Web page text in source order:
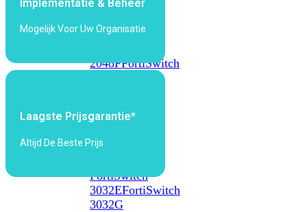
2000
Series
2048FFortiSwitch
FortiSwitch
Series
FortiSwitch
3032EFortiSwitch
3032G
Implementatie & Beheer
Mogelijk Voor Uw Organisatie
Laagste Prijsgarantie*
Altijd De Beste Prijs